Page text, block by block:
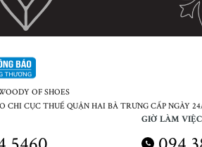
OF SHOES
CHI CỤC THUẾ QUẬN HAI BÀ TRƯNG CẤP NGÀY
GIỜ LÀM VIỆC